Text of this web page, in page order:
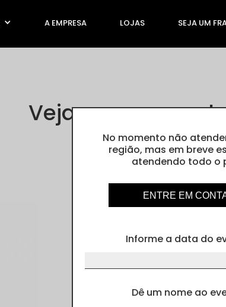
A EMPRESA LOJAS SEJA UM
No momento não
região, mas em breve
atendendo todo o
ENTRE EM
Informe a data do
Dê um nome ao
Veja nossos
Cores